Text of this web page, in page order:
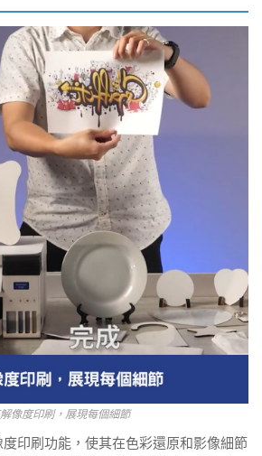
像度印刷，展現每個細節
度印刷功能，使其在色彩還原和影像細節